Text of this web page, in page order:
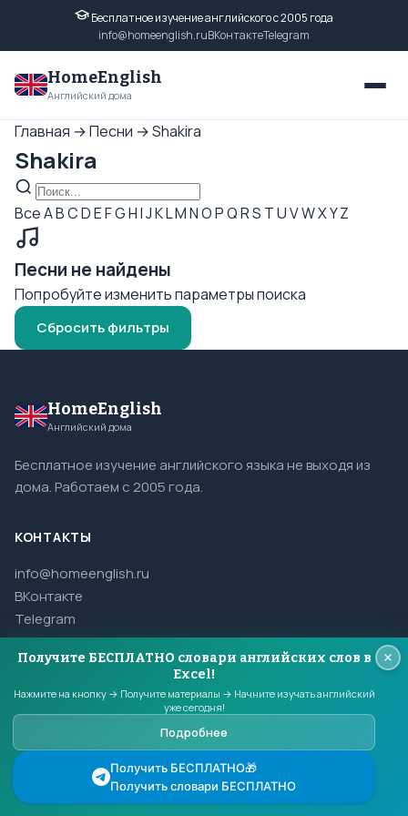
Бесплатное изучение английского с 2005 года
info@homeenglish.ruВКонтактеTelegram
HomeEnglish
Английский дома
Главная →Песни →Shakira
Shakira
ВсеABCDEFGHIJKLMNOPQRS TUVWXYZ
Песни не найдены
Попробуйте изменить параметры поиска
Сбросить фильтры
HomeEnglish
Английский дома
Бесплатное изучение английского языка не выходя из
дома. Работаем с 2005 года.
КОНТАКТЫ
info@homeenglish.ru
ВКонтакте
Telegram
© 2005–2026 HomeEnglish. Все права защищены.
Копирование материалов сайта запрещено.
Получите БЕСПЛАТНО словари английских слов в
Excel!
Нажмите на кнопку → Получите материалы → Начните изучать английский
уже сегодня!
Подробнее
Получить БЕСПЛАТНО🎁
Получить словари БЕСПЛАТНО